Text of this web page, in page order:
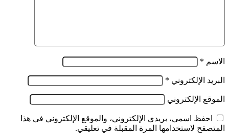
الاسم *
البريد الإلكتروني *
الموقع الإلكتروني
احفظ اسمي، بريدي الإلكتروني، والموقع الإلكتروني في هذا
المتصفح لاستخدامها المرة المقبلة في تعليقي.